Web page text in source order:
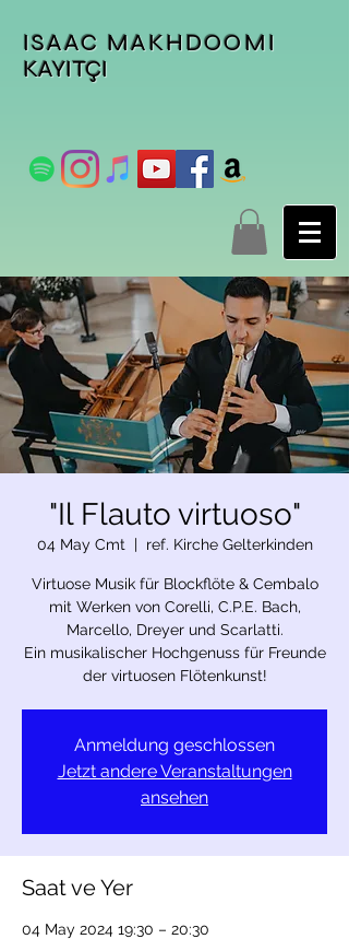
ISAAC MAKHDOOMI
KAYITÇI
"Il Flauto virtuoso"
04 May Cmt
  |
ref. Kirche Gelterkinden
Virtuose Musik für Blockflöte & Cembalo
mit Werken von Corelli, C.P.E. Bach,
Marcello, Dreyer und Scarlatti.
Ein musikalischer Hochgenuss für Freunde
der virtuosen Flötenkunst!
Anmeldung geschlossen
Jetzt andere Veranstaltungen
ansehen
Saat ve Yer
04 May 2024 19:30 – 20:30